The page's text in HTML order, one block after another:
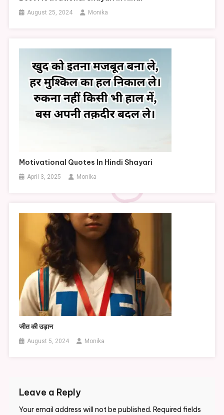
August 25, 2024 Monika
Motivational Quotes In Hindi Shayari
April 3, 2025 Monika
जीत की उड़ान
August 5, 2024 Monika
Leave a Reply
Your email address will not be published. Required fields